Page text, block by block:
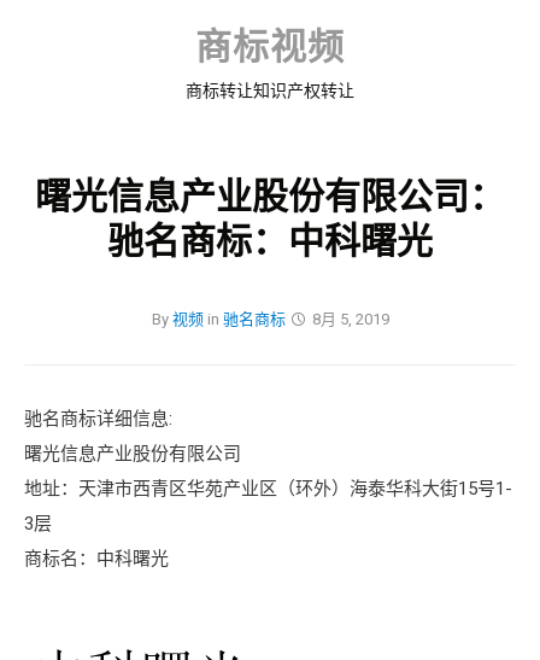
to
content
商标视频
商标转让知识产权转让
曙光信息产业股份有限公司：
驰名商标：中科曙光
By 视频in 驰名商标 8月 5, 2019
驰名商标详细信息:
曙光信息产业股份有限公司
地址：天津市西青区华苑产业区（环外）海泰华科大街15号1-
3层
商标名：中科曙光